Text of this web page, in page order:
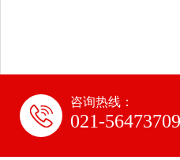
咨询热线：
021-56473709